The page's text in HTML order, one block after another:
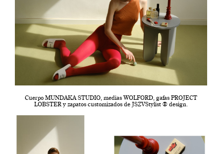
Cuerpo MUNDAKA STUDIO, medias WOLFORD, gafas PROJECT
LOBSTER y zapatos customizados de JSZVStylist ® design.